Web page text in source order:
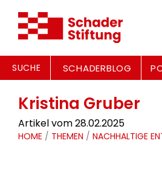
SUCHE SCHADERBLOG
Kristina Gruber
Artikel vom 28.02.2025
HOME / THEMEN / NACHHALTIGE